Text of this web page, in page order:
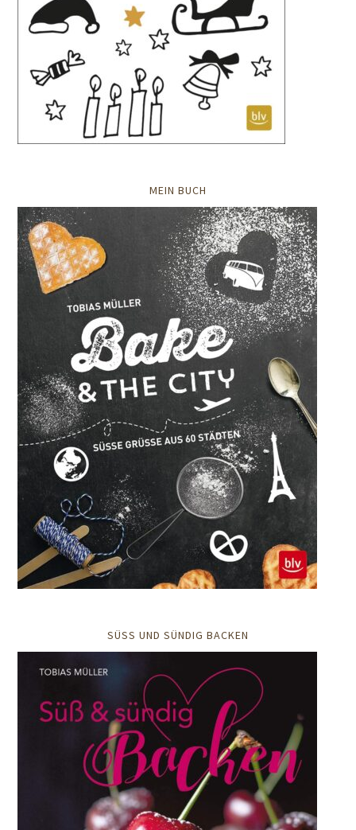
MEIN BUCH
SÜSS UND SÜNDIG BACKEN